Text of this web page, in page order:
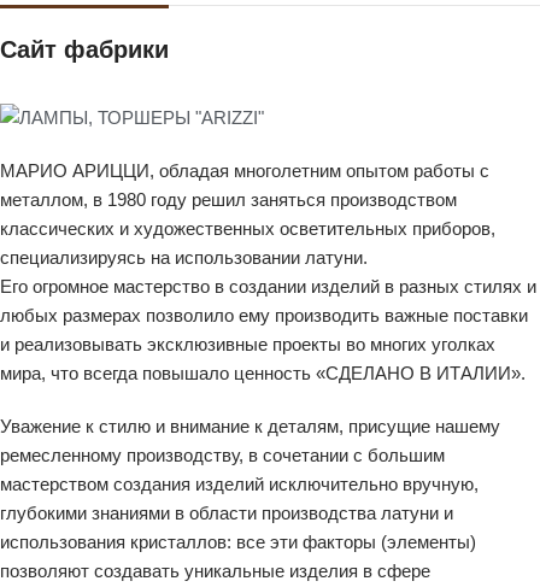
Сайт фабрики
МАРИО АРИЦЦИ, обладая многолетним опытом работы с
металлом, в 1980 году решил заняться производством
классических и художественных осветительных приборов,
специализируясь на использовании латуни.
Его огромное мастерство в создании изделий в разных стилях и
любых размерах позволило ему производить важные поставки
и реализовывать эксклюзивные проекты во многих уголках
мира, что всегда повышало ценность «СДЕЛАНО В ИТАЛИИ».
Уважение к стилю и внимание к деталям, присущие нашему
ремесленному производству, в сочетании с большим
мастерством создания изделий исключительно вручную,
глубокими знаниями в области производства латуни и
использования кристаллов: все эти факторы (элементы)
позволяют создавать уникальные изделия в сфере